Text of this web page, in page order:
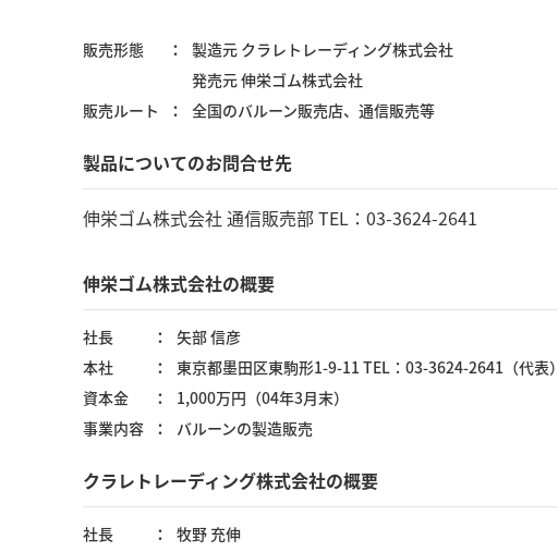
販売形態
製造元 クラレトレーディング株式会社
発売元 伸栄ゴム株式会社
販売ルート
全国のバルーン販売店、通信販売等
製品についてのお問合せ先
伸栄ゴム株式会社 通信販売部 TEL：03-3624-2641
伸栄ゴム株式会社の概要
社長
矢部 信彦
本社
東京都墨田区東駒形1-9-11 TEL：03-3624-2641（代表）
資本金
1,000万円（04年3月末）
事業内容
バルーンの製造販売
クラレトレーディング株式会社の概要
社長
牧野 充伸